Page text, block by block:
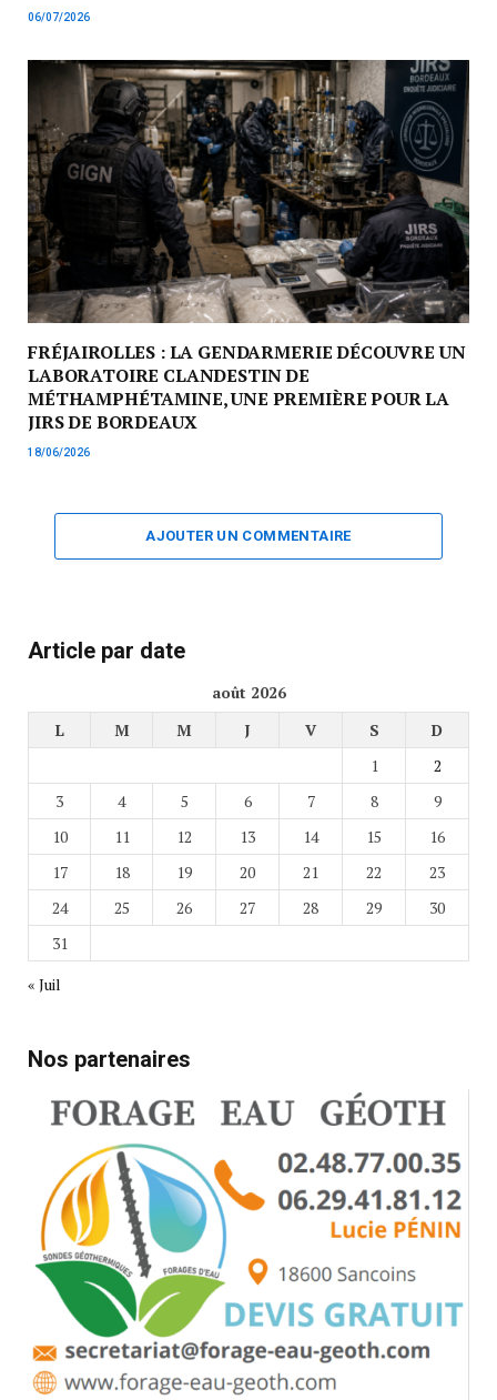
06/07/2026
FRÉJAIROLLES : LA GENDARMERIE DÉCOUVRE UN
LABORATOIRE CLANDESTIN DE
MÉTHAMPHÉTAMINE, UNE PREMIÈRE POUR LA
JIRS DE BORDEAUX
18/06/2026
AJOUTER UN COMMENTAIRE
Article par date
août 2026
L
M M J V S
D
1
2
3
4 5 6 7 8
9
10
11 12 13 14 15
16
17
18 19 20 21 22
23
24
25 26 27 28 29
30
31
« Juil
Nos partenaires